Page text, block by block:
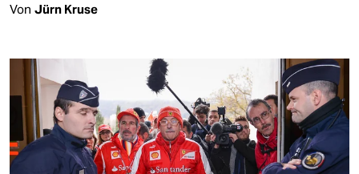
Von Jürn Kruse